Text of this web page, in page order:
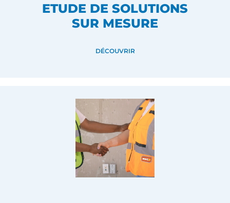
ETUDE DE SOLUTIONS
SUR MESURE
DÉCOUVRIR